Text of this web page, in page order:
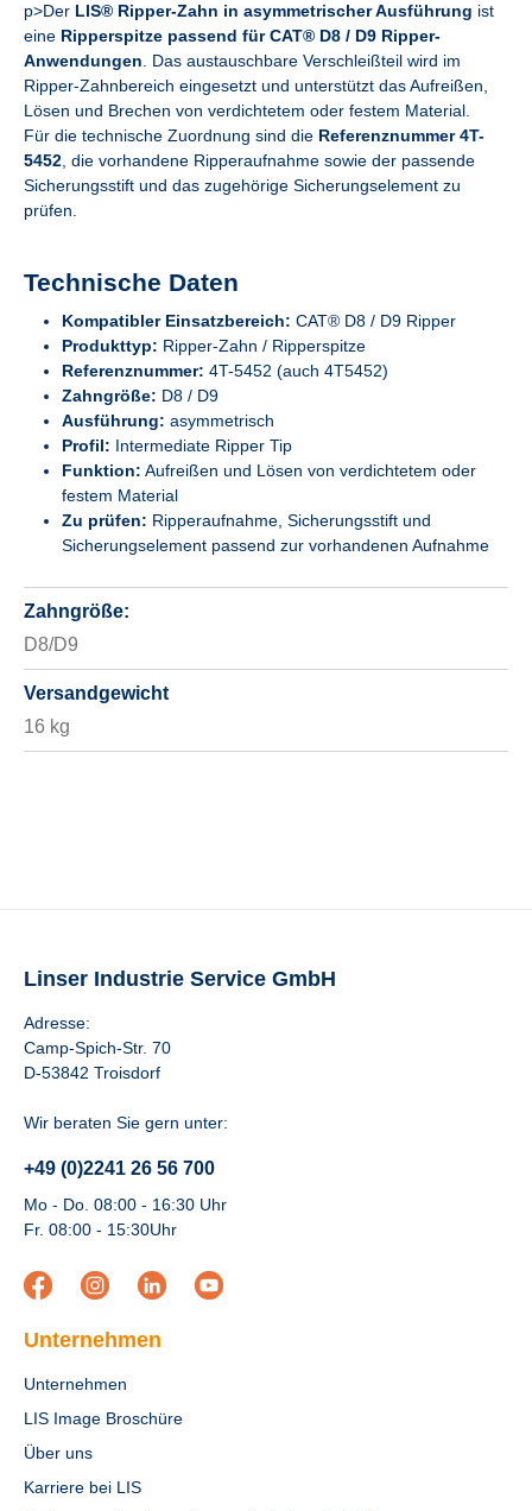
p>Der LIS® Ripper-Zahn in asymmetrischer Ausführung ist
eine Ripperspitze passend für CAT® D8 / D9 Ripper-
Anwendungen . Das austauschbare Verschleißteil wird im
Ripper-Zahnbereich eingesetzt und unterstützt das Aufreißen,
Lösen und Brechen von verdichtetem oder festem Material.
Für die technische Zuordnung sind die Referenznummer 4T-
5452 , die vorhandene Ripperaufnahme sowie der passende
Sicherungsstift und das zugehörige Sicherungselement zu
prüfen.
Technische Daten
Kompatibler Einsatzbereich: CAT® D8 / D9 Ripper
Produkttyp: Ripper-Zahn / Ripperspitze
Referenznummer: 4T-5452 (auch 4T5452)
Zahngröße: D8 / D9
Ausführung: asymmetrisch
Profil: Intermediate Ripper Tip
Funktion: Aufreißen und Lösen von verdichtetem oder
festem Material
Zu prüfen: Ripperaufnahme, Sicherungsstift und
Sicherungselement passend zur vorhandenen Aufnahme
Zahngröße:
D8/D9
Versandgewicht
16 kg
Linser Industrie Service GmbH
Adresse:
Camp-Spich-Str. 70
D-53842 Troisdorf
Wir beraten Sie gern unter:
+49 (0)2241 26 56 700
Mo - Do. 08:00 - 16:30 Uhr
Fr. 08:00 - 15:30Uhr
Unternehmen
Unternehmen
LIS Image Broschüre
Über uns
Karriere bei LIS